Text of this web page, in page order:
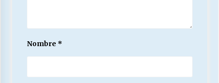
Nombre *